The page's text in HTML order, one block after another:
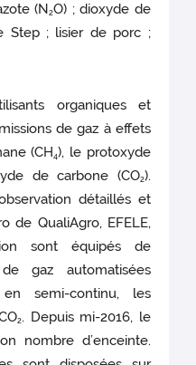
(N2O) ; dioxyde de
Step ; lisier de porc ;
organiques et
de gaz à effets
(CH4), le protoxyde
de carbone (CO2).
détaillés et
de QualiAgro, EFELE,
sont équipés de
gaz automatisées
semi-continu, les
2. Depuis mi-2016, le
nombre d’enceinte.